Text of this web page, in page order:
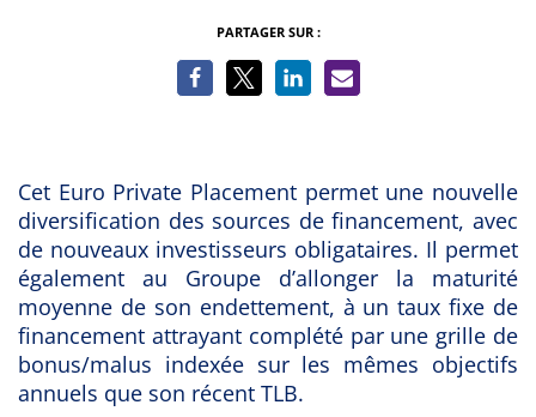
PARTAGER SUR :
Cet Euro Private Placement permet une nouvelle
diversification des sources de financement,avec
de nouveaux investisseurs obligataires. Il permet
également au Groupe d’allonger la maturité
moyenne de son endettement, à un taux fixe de
financement attrayant complété par une grille de
bonus/malus indexée sur les mêmes objectifs
annuels que son récent TLB.